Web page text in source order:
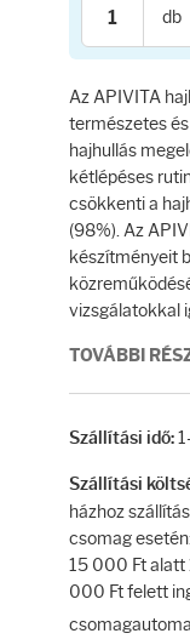
db
Az APIVITA
természetes
hajhullás
kétlépéses
csökkenti a
(98%). Az
készítményeit
vizsgálatokkal
TOVÁBBI
Szállítási idő:
Szállítási
házhoz
csomag
15 000 Ft alatt
000 Ft felett
Testápolók
Tisztálkodók
Kézkrémek
Egészség
Torokpasztillák
Fényvédelem
Napozás előtt